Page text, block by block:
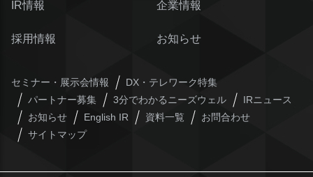
IR情報 企業情報
採用情報 お知らせ
セミナー・展示会情報
DX・テレワーク特集
パートナー募集
3分でわかるニーズウェル
IRニュース
お知らせ
English IR 資料一覧
お問合わせ
サイトマップ